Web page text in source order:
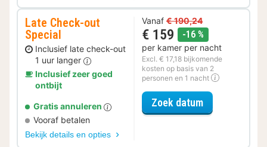
Late Check-out
Special
Inclusief late check-out
1 uur langer
Inclusief zeer goed
ontbijt
Gratis annuleren
Vooraf betalen
Bekijk details en opties
Vanaf € 190,24
€ 159 -16 %
per kamer per nacht
Excl. € 17,18 bijkomende
kosten op basis van 2
personen en 1 nacht
Zoek datumvoor Late